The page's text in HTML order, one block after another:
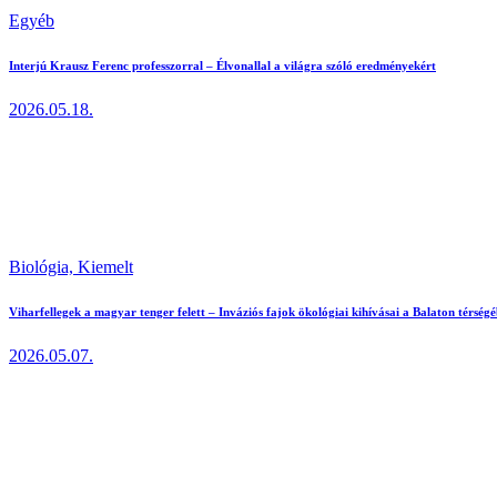
Egyéb
Interjú Krausz Ferenc professzorral – Élvonallal a világra szóló eredményekért
2026.05.18.
Biológia, Kiemelt
Viharfellegek a magyar tenger felett – Inváziós fajok ökológiai kihívásai a Balaton
2026.05.07.